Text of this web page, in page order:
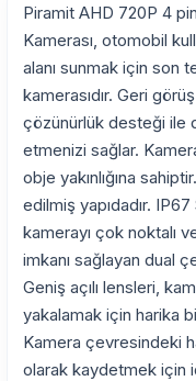
Piramit AHD 720P 4
Kamerası, otomobil
alanı sunmak için son
kamerasıdır. Geri
çözünürlük desteği ile
etmenizi sağlar.
obje yakınlığına
edilmiş yapıdadır.
kamerayı çok noktalı
imkanı sağlayan dual
Geniş açılı lensleri,
yakalamak için harika
Kamera çevresindeki
olarak kaydetmek için